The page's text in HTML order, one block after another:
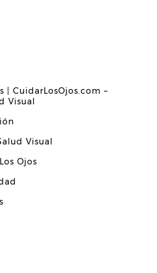
| CuidarLosOjos.com –
Visual
Visual
Ojos